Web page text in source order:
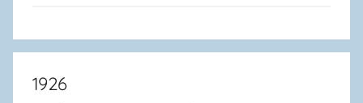
1926